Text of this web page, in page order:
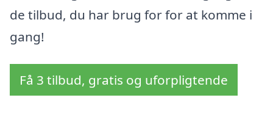
de tilbud, du har brug for for at komme i
gang!
Få 3 tilbud, gratis og uforpligtende